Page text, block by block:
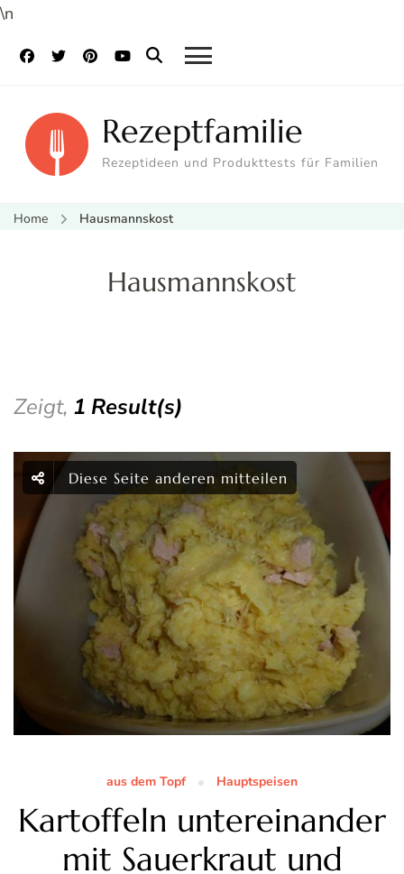
\n
Rezeptfamilie
Rezeptideen und Produkttests für Familien
Home Hausmannskost
Hausmannskost
Zeigt, 1 Result(s)
Diese Seite anderen mitteilen
aus dem Topf Hauptspeisen
Kartoffeln untereinander
mit Sauerkraut und